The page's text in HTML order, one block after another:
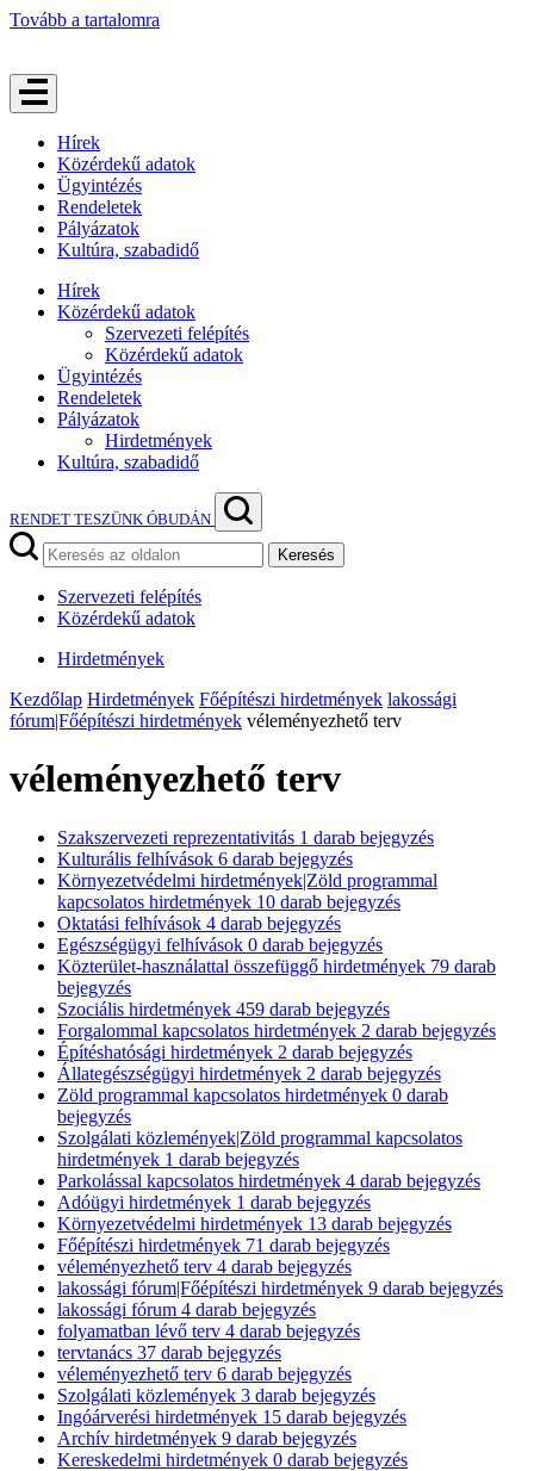
Tovább a tartalomra
Hírek
Közérdekű adatok
Ügyintézés
Rendeletek
Pályázatok
Kultúra, szabadidő
Hírek
Közérdekű adatok
Szervezeti felépítés
Közérdekű adatok
Ügyintézés
Rendeletek
Pályázatok
Hirdetmények
Kultúra, szabadidő
RENDET TESZÜNK ÓBUDÁN
Keresés
Szervezeti felépítés
Közérdekű adatok
Hirdetmények
Kezdőlap Hirdetmények Főépítészi hirdetmények lakossági
fórum|Főépítészi hirdetmények véleményezhető terv
véleményezhető terv
Szakszervezeti reprezentativitás 1 darab bejegyzés
Kulturális felhívások 6 darab bejegyzés
Környezetvédelmi hirdetmények|Zöld programmal
kapcsolatos hirdetmények 10 darab bejegyzés
Oktatási felhívások 4 darab bejegyzés
Egészségügyi felhívások 0 darab bejegyzés
Közterület-használattal összefüggő hirdetmények 79 darab
bejegyzés
Szociális hirdetmények 459 darab bejegyzés
Forgalommal kapcsolatos hirdetmények 2 darab bejegyzés
Építéshatósági hirdetmények 2 darab bejegyzés
Állategészségügyi hirdetmények 2 darab bejegyzés
Zöld programmal kapcsolatos hirdetmények 0 darab
bejegyzés
Szolgálati közlemények|Zöld programmal kapcsolatos
hirdetmények 1 darab bejegyzés
Parkolással kapcsolatos hirdetmények 4 darab bejegyzés
Adóügyi hirdetmények 1 darab bejegyzés
Környezetvédelmi hirdetmények 13 darab bejegyzés
Főépítészi hirdetmények 71 darab bejegyzés
véleményezhető terv 4 darab bejegyzés
lakossági fórum|Főépítészi hirdetmények 9 darab bejegyzés
lakossági fórum 4 darab bejegyzés
folyamatban lévő terv 4 darab bejegyzés
tervtanács 37 darab bejegyzés
véleményezhető terv 6 darab bejegyzés
Szolgálati közlemények 3 darab bejegyzés
Ingóárverési hirdetmények 15 darab bejegyzés
Archív hirdetmények 9 darab bejegyzés
Kereskedelmi hirdetmények 0 darab bejegyzés